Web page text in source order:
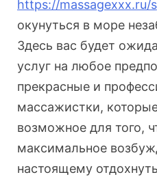
https://massagexxx.ru/
окунуться в море
Здесь вас будет
услуг на любое
прекрасные и
массажистки,
возможное для того,
максимальное
настоящему